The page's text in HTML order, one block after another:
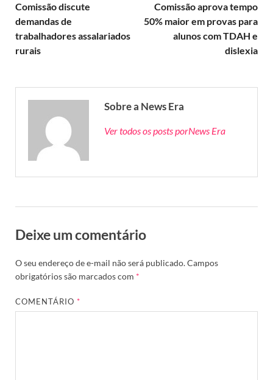
Comissão discute
demandas de
trabalhadores assalariados
rurais
Comissão aprova tempo
50% maior em provas para
alunos com TDAH e
dislexia
Sobre a News Era
Ver todos os posts porNews Era
Deixe um comentário
O seu endereço de e-mail não será publicado.Campos
obrigatórios são marcados com *
COMENTÁRIO*